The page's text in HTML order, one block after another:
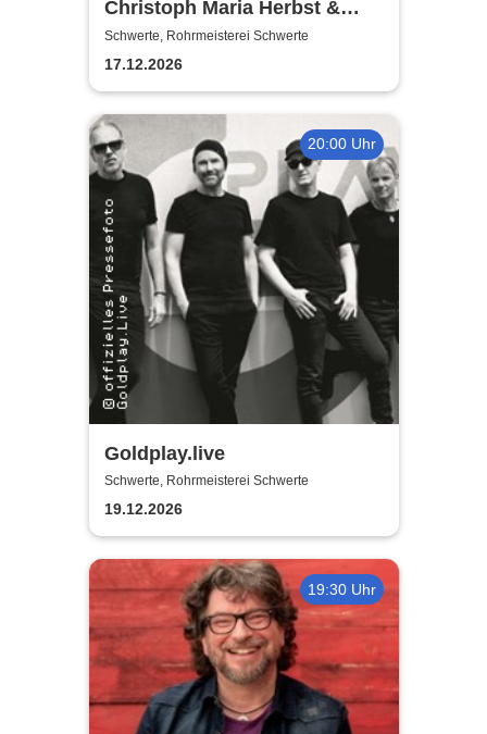
Christoph Maria Herbst &
Moritz Netenjakob - Das
ernsthafte Bemühen um
Albernheit
Schwerte, Rohrmeisterei Schwerte
17.12.2026
20:00 Uhr
Goldplay.live
Schwerte, Rohrmeisterei Schwerte
19.12.2026
19:30 Uhr